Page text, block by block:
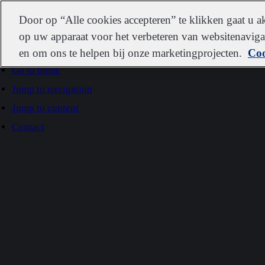
Go to home
Jump to navigation
Jump to content
Contact
IDEXXDoor op “Alle cookies accepteren” te klikken gaat u
op uw apparaat voor het verbeteren van
en om ons te helpen bij onze marketingprojecten.